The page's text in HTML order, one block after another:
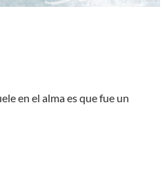
en el alma es que fue un